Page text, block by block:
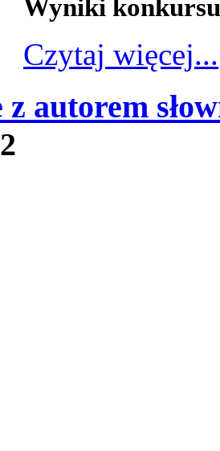
Wyniki
Czytaj więcej...
z autorem